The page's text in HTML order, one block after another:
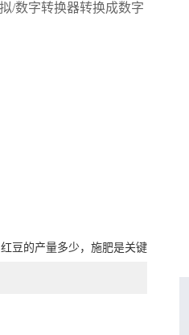
/数字转换器转换成数字
红豆的产量多少，施肥是关键